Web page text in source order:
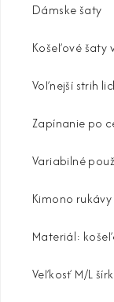
Dámske šaty
Košeľové šaty
Voľnejší strih
Zapínanie po
Variabilné
Kimono
Materiál:
Veľkosť M/L